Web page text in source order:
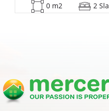
53 m2